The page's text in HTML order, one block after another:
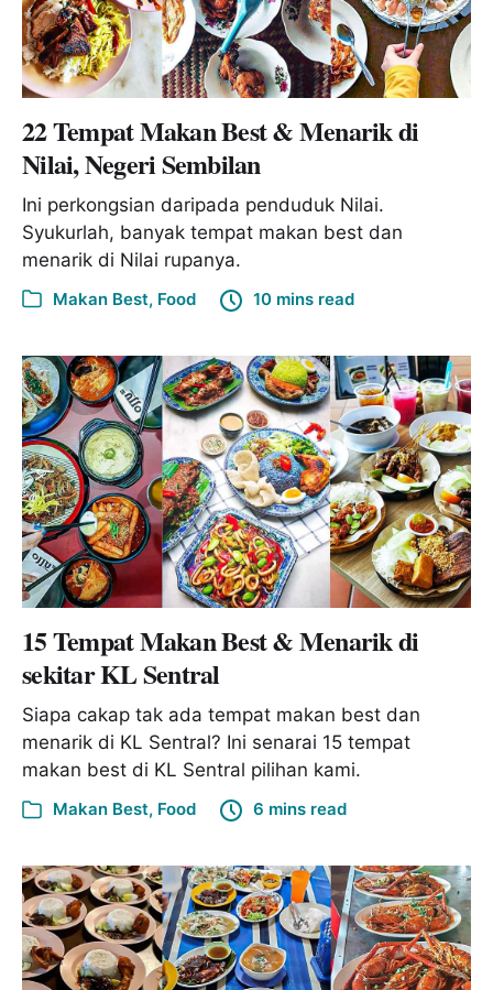
22 Tempat Makan Best & Menarik di
Nilai, Negeri Sembilan
Ini perkongsian daripada penduduk Nilai.
Syukurlah, banyak tempat makan best dan
menarik di Nilai rupanya.
Makan Best, Food 10 mins read
15 Tempat Makan Best & Menarik di
sekitar KL Sentral
Siapa cakap tak ada tempat makan best dan
menarik di KL Sentral? Ini senarai 15 tempat
makan best di KL Sentral pilihan kami.
Makan Best, Food 6 mins read